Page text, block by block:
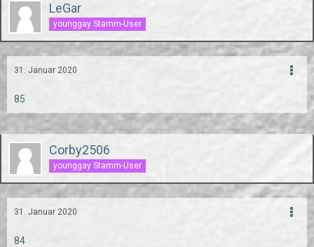
LeGar
younggay Stamm-User
31. Januar 2020
85
Corby2506
younggay Stamm-User
31. Januar 2020
84